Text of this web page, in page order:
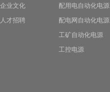
企业文化
人才招聘
配用电自动化电源
配电网自动化电源
工矿自动化电源
工控电源